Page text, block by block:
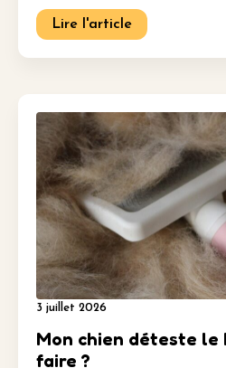
Lire l'article
Mon chien déteste le
faire ?
3 juillet 2026